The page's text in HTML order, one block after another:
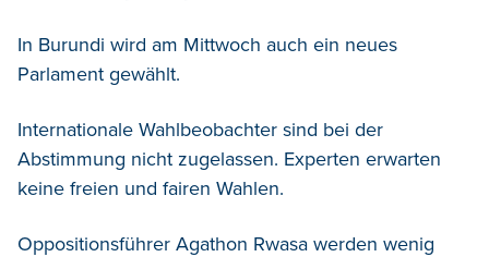
In Burundi wird am Mittwoch auch ein neues
Parlament gewählt.
Internationale Wahlbeobachter sind bei der
Abstimmung nicht zugelassen. Experten erwarten
keine freien und fairen Wahlen.
Oppositionsführer Agathon Rwasa werden wenig